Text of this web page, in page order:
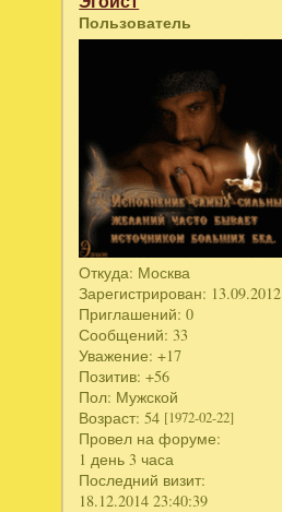
Пользователь
Откуда: Москва
Зарегистрирован: 13.09.2012
Приглашений: 0
Сообщений: 33
Уважение: +17
Позитив: +56
Пол: Мужской
Возраст: 54 [1972-02-22]
Провел на форуме:
1 день 3 часа
Последний визит:
18.12.2014 23:40:39